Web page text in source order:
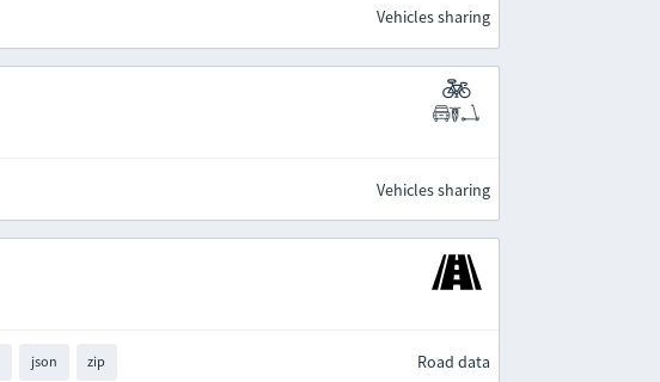
Vehicles sharing
Vehicles sharing
json zip Road data